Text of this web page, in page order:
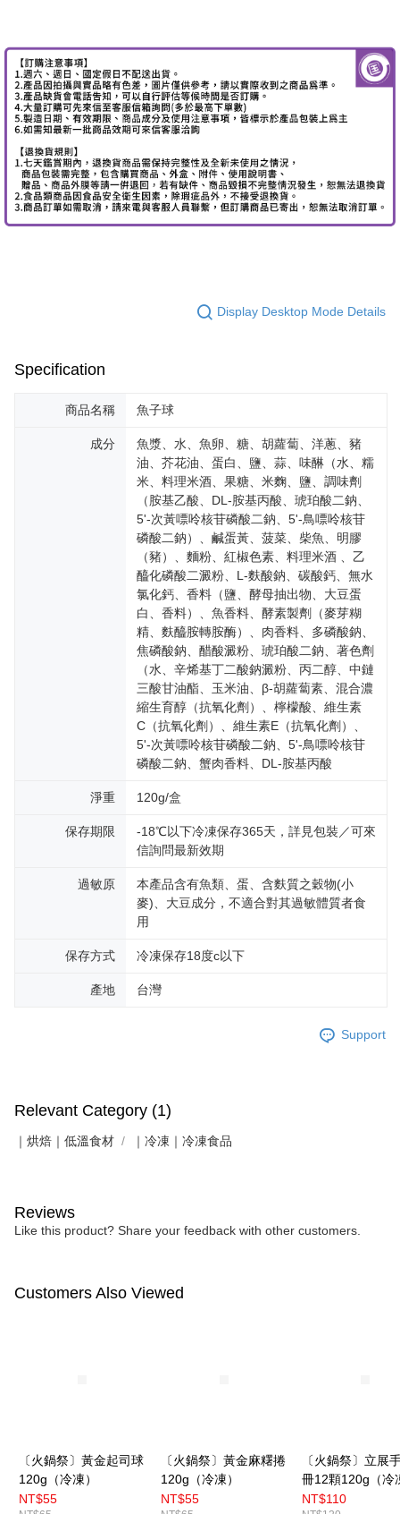
Display Desktop Mode Details
Specification
商品名稱 魚子球
成分
魚漿、水、魚卵、糖、胡蘿蔔、洋蔥、豬
油、芥花油、蛋白、鹽、蒜、味醂（水、糯
米、料理米酒、果糖、米麴、鹽、調味劑
（胺基乙酸、DL-胺基丙酸、琥珀酸二鈉、
5'-次黃嘌呤核苷磷酸二鈉、5'-鳥嘌呤核苷
磷酸二鈉）、鹹蛋黃、菠菜、柴魚、明膠
（豬）、麵粉、紅椒色素、料理米酒 、乙
醯化磷酸二澱粉、L-麩酸鈉、碳酸鈣、無水
氯化鈣、香料（鹽、酵母抽出物、大豆蛋
白、香料）、魚香料、酵素製劑（麥芽糊
精、麩醯胺轉胺酶）、肉香料、多磷酸鈉、
焦磷酸鈉、醋酸澱粉、琥珀酸二鈉、著色劑
（水、辛烯基丁二酸鈉澱粉、丙二醇、中鏈
三酸甘油酯、玉米油、β-胡蘿蔔素、混合濃
縮生育醇（抗氧化劑）、檸檬酸、維生素
C（抗氧化劑）、維生素E（抗氧化劑）、
5'-次黃嘌呤核苷磷酸二鈉、5'-鳥嘌呤核苷
磷酸二鈉、蟹肉香料、DL-胺基丙酸
淨重 120g/盒
保存期限
-18℃以下冷凍保存365天，詳見包裝／可來
信詢問最新效期
過敏原
本產品含有魚類、蛋、含麩質之穀物(小
麥)、大豆成分，不適合對其過敏體質者食
用
保存方式 冷凍保存18度c以下
產地 台灣
Support
Relevant Category (1)
｜烘焙｜低溫食材 ｜冷凍｜冷凍食品
Reviews
Like this product? Share your feedback with other customers.
Customers Also Viewed
〔火鍋祭〕黃金起司球
120g（冷凍）
NT$55
〔火鍋祭〕黃金麻糬捲
120g（冷凍）
NT$55
〔火鍋祭〕立展
冊12顆120g（冷
NT$110